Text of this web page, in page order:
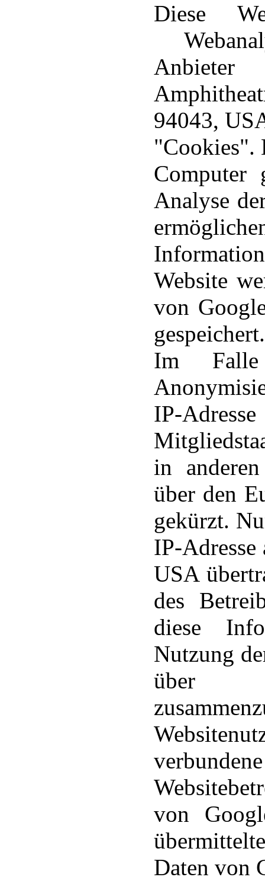
Diese
94043,
"Cookies".
Computer
Analyse
Website
von
gespeichert.
Im
IP-
in
über den
gekürzt.
IP-
USA
des
diese
Nutzung
über
von
Daten von